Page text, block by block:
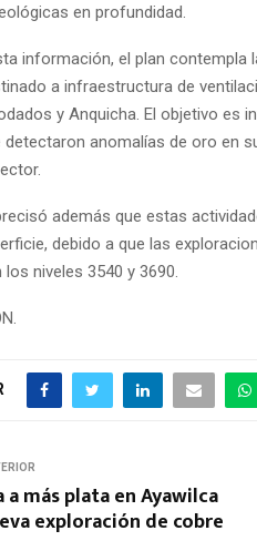
en profundidad.
información, el plan
a infraestructura de
y Anquicha. El objetivo es
detectaron anomalías de oro en
además que estas
debido a que las
niveles 3540 y 3690.
más plata en Ayawilca
exploración de cobre